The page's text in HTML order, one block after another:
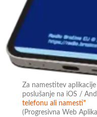
Za namestitev
poslušanje na iOS /
telefonu ali namesti"
(Progresivna Web